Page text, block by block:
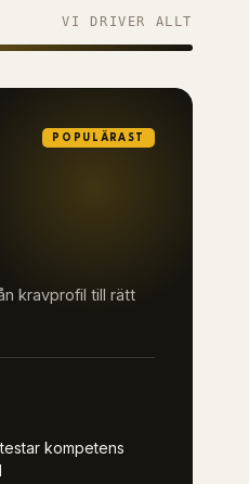
VI DRIVER ALLT
POPULÄRAST
kravprofil till rätt
kompetens